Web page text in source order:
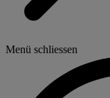
Menü schliessen